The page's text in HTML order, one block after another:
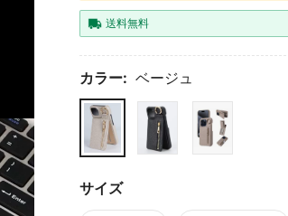
送料無料
カラー: ベージュ
サイズ